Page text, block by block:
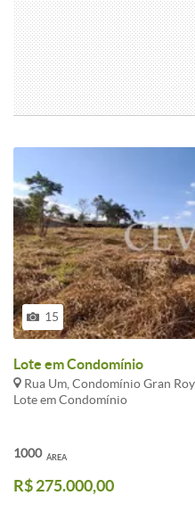
15
Lote em Condomínio
Rua Um, Condomínio Gran
Lote em Condomínio
ÁREA
1000
R$ 275.000,00